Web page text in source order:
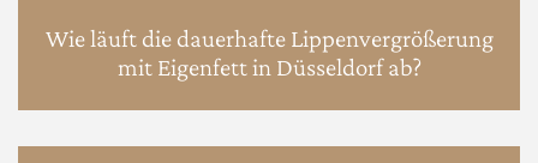
Wie läuft die dauerhafte Lippenvergrößerung
mit Eigenfett in Düsseldorf ab?